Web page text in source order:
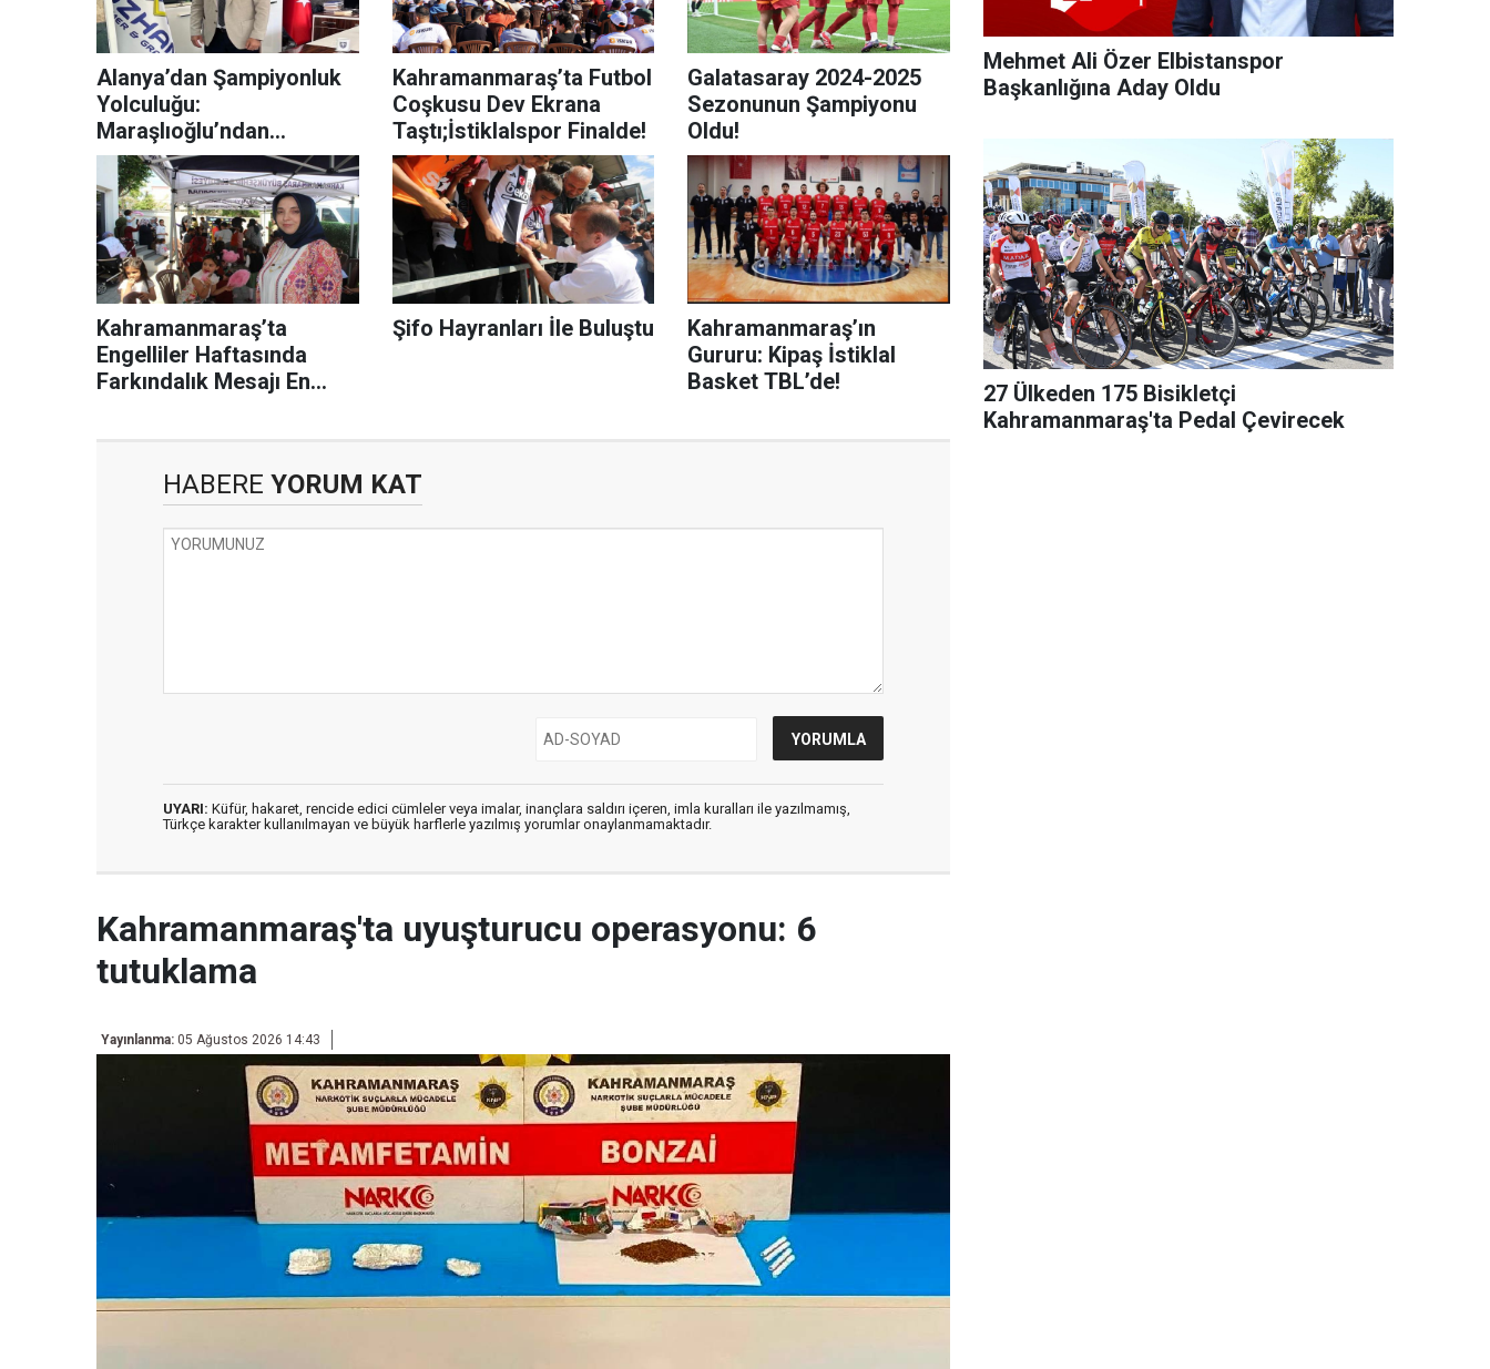
Alanya’dan Şampiyonluk
Yolculuğu:
Maraşlıoğlu’ndan
Taraftara Otobüs Desteği
Kahramanmaraş’ta Futbol
Coşkusu Dev Ekrana
Taştı;İstiklalspor Finalde!
Galatasaray 2024-2025
Sezonunun Şampiyonu
Oldu!
Kahramanmaraş’ta
Engelliler Haftasında
Farkındalık Mesajı En
Şifo Hayranları İle Buluştu
Kahramanmaraş’ın
Gururu: Kipaş İstiklal
Basket TBL’de!
HABERE YORUM KAT
UYARI: Küfür, hakaret, rencide edici cümleler veya imalar, inançlara saldırı içeren, imla kuralları ile yazılmamış,
Türkçe karakter kullanılmayan ve büyük harflerle yazılmış yorumlar onaylanmamaktadır.
Kahramanmaraş'ta uyuşturucu operasyonu: 6
tutuklama
Yayınlanma: 05 Ağustos 2026 14:43
Mehmet Ali Özer Elbistanspor
Başkanlığına Aday Oldu
27 Ülkeden 175 Bisikletçi
Kahramanmaraş'ta Pedal Çevirecek